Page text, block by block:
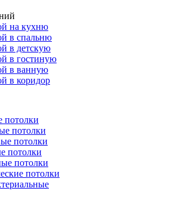
на кухню
в спальню
в детскую
в гостиную
в ванную
в коридор
потолки
потолки
потолки
потолки
потолки
потолки